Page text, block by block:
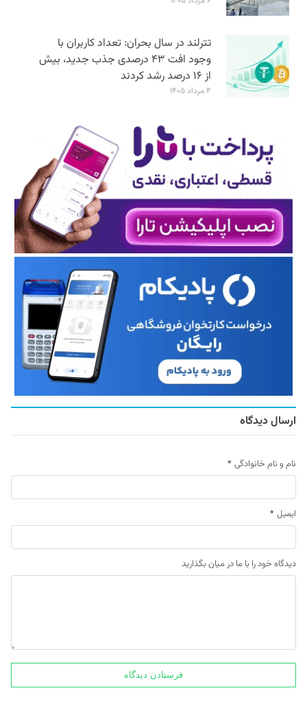
تترلند در سال بحران: تعداد کاربران با
وجود افت ۴۳ درصدی جذب جدید، بیش
از ۱۶ درصد رشد کردند
۴ مرداد ۱۴۰۵
ارسال دیدگاه
نام و نام خانوادگی *
ایمیل *
دیدگاه خود را با ما در میان بگذارید